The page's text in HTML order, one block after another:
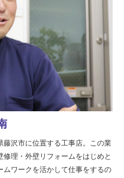
沢市に位置する工事店。この業
理・外壁リフォームをはじめと
ワークを活かして仕事をするの